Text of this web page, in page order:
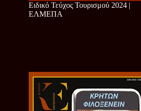
Ειδικό Τεύχος Τουρισμού 2024 |
ΕΛΜΕΠΑ